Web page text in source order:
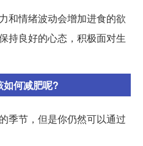
和情绪波动会增加进食的欲
持良好的心态，积极面对生
如何减肥呢?
季节，但是你仍然可以通过